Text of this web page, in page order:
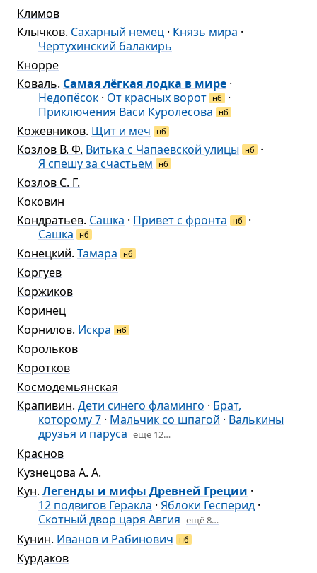
Климов
Клычков. Сахарный немец · Князь мира ·
Чертухинский балакирь
Кнорре
Коваль. Самая лёгкая лодка в мире ·
Недопёсок · От красных ворот нб
·
Приключения Васи Куролесова
нб
Кожевников. Щит и меч нб
Козлов В. Ф. Витька с Чапаевской улицы нб
·
Я спешу за счастьем
нб
Козлов С. Г.
Коковин
Кондратьев. Сашка · Привет с фронта нб
·
Сашка
нб
Конецкий. Тамара нб
Коргуев
Коржиков
Коринец
Корнилов. Искра нб
Корольков
Коротков
Космодемьянская
Крапивин. Дети синего фламинго · Брат,
которому 7 · Мальчик со шпагой · Валькины
друзья и паруса ещё 12…
Краснов
Кузнецова А. А.
Кун. Легенды и мифы Древней Греции ·
12 подвигов Геракла · Яблоки Гесперид ·
Скотный двор царя Авгия ещё 8…
Кунин. Иванов и Рабинович нб
Курдаков